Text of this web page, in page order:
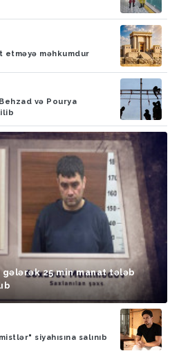
etməyə məhkumdur
və Pourya
gələrək 25 min manat tələb
siyahısına salınıb